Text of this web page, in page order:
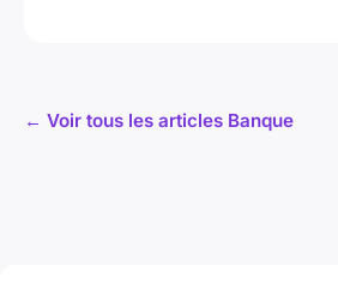
← Voir tous les articles Banque